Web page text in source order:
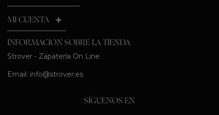
MI CUENTA
INFORMACIÓN SOBRE LA TIENDA
Strover - Zapatería On Line
Email: info@strover.es
SÍGUENOS EN